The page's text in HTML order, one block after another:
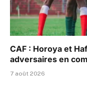
CAF : Horoya et
adversaires en
7 août 2026